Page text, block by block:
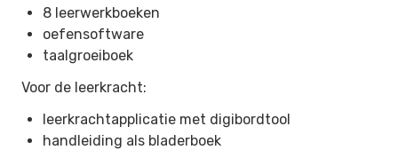
8 leerwerkboeken
oefensoftware
taalgroeiboek
Voor de leerkracht:
leerkrachtapplicatie met digibordtool
handleiding als bladerboek